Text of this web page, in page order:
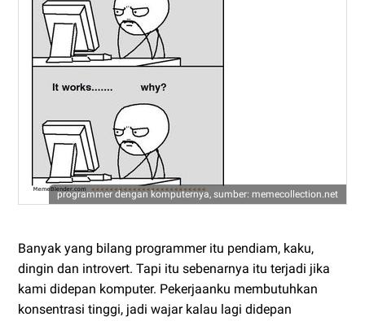
programmer dengan komputernya, sumber: memecollection.net
Banyak yang bilang programmer itu pendiam, kaku,
dingin dan introvert. Tapi itu sebenarnya itu terjadi jika
kami didepan komputer. Pekerjaanku membutuhkan
konsentrasi tinggi, jadi wajar kalau lagi didepan